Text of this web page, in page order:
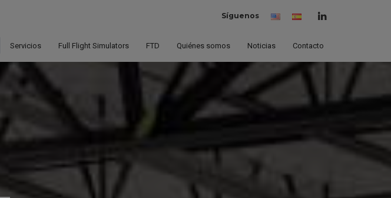
Síguenos InglésEspañol
Servicios Full Flight Simulators FTD Quiénes somos Noticias Contacto